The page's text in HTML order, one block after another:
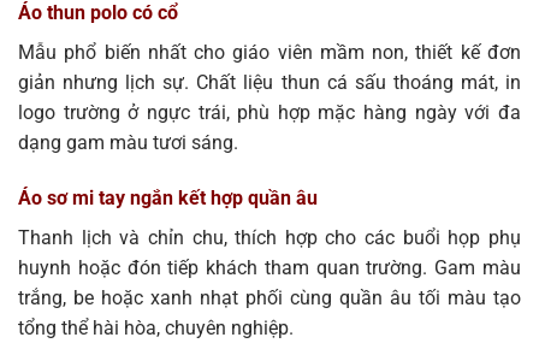
Áo thun polo có cổ
Mẫu phổ biến nhất cho giáo viên mầm non, thiết kế đơn
giản nhưng lịch sự. Chất liệu thun cá sấu thoáng mát, in
logo trường ở ngực trái, phù hợp mặc hàng ngày với đa
dạng gam màu tươi sáng.
Áo sơ mi tay ngắn kết hợp quần âu
Thanh lịch và chỉn chu, thích hợp cho các buổi họp phụ
huynh hoặc đón tiếp khách tham quan trường. Gam màu
trắng, be hoặc xanh nhạt phối cùng quần âu tối màu tạo
tổng thể hài hòa, chuyên nghiệp.